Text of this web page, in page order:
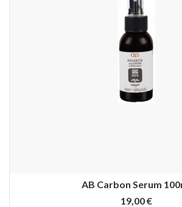
AB Carbon Serum
19,00 €